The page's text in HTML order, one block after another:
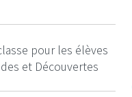
pour les élèves
et Découvertes